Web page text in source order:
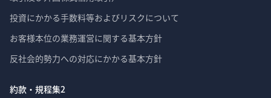
投資にかかる手数料等およびリスクについて
お客様本位の業務運営に関する基本方針
反社会的勢力への対応にかかる基本方針
約款・規程集2